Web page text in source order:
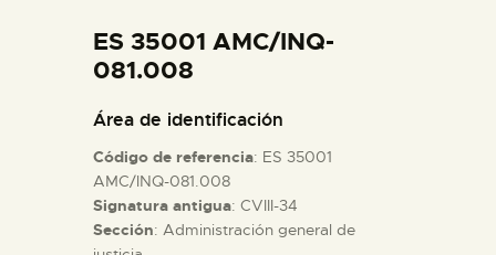
COLECCIONES
ESPAÑOL
PREPARAR LA VISITA
ES 35001 AMC/INQ-
081.008
Área de identificación
Código de referencia: ES 35001
AMC/INQ-081.008
Signatura antigua: CVIII-34
Sección: Administración general de